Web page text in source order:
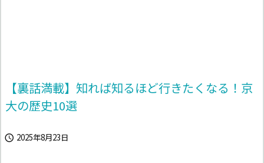
【裏話満載】知れば知るほど行きたくなる！京
大の歴史10選
 2025年8月23日